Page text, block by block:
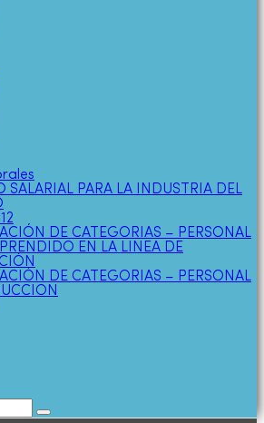
SALARIAL PARA LA INDUSTRIA DEL
DE CATEGORIAS – PERSONAL
EN LA LINEA DE
DE CATEGORIAS – PERSONAL